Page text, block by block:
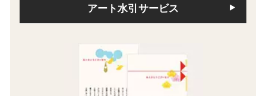
アート水引サービス